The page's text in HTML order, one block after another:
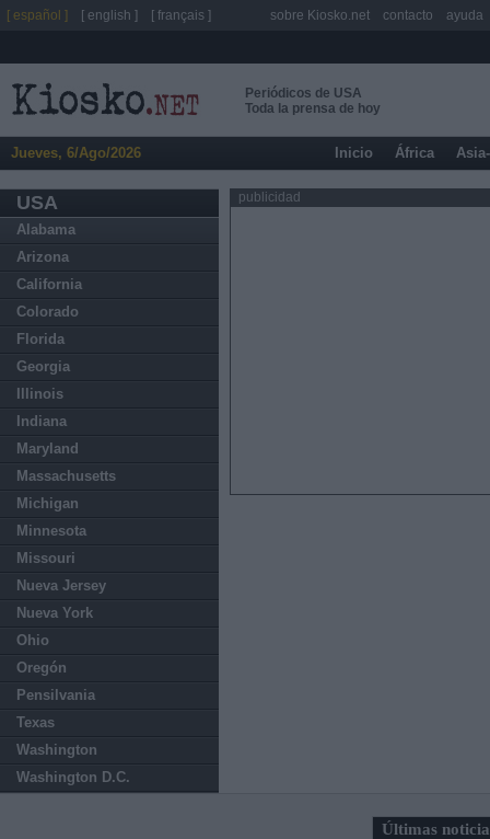
Periódicos de USA
Toda la prensa de hoy
Jueves, 6/Ago/2026 Inicio África
USA
Alabama
Arizona
California
Colorado
Florida
Georgia
Illinois
Indiana
Maryland
Massachusetts
Michigan
Minnesota
Missouri
Nueva Jersey
Nueva York
Ohio
Oregón
Pensilvania
Texas
Washington
Washington D.C.
publicidad
Últimas
[ español ] [ english ] [ français ] sobre Kiosko.net contacto ayuda